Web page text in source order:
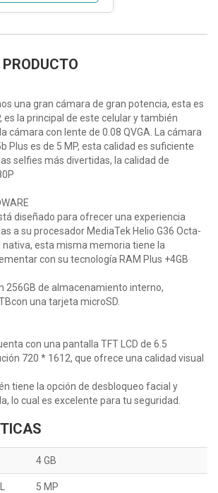
una gran cámara de gran potencia, esta es
es la principal de este celular y también
cámara con lente de 0.08 QVGA. La cámara
Plus es de 5 MP, esta calidad es suficiente
selfies más divertidas, la calidad de
diseñado para ofrecer una experiencia
a su procesador MediaTek Helio G36 Octa-
nativa, esta misma memoria tiene la
con su tecnología RAM Plus +4GB
256GB de almacenamiento interno,
una tarjeta microSD.
con una pantalla TFT LCD de 6.5
720 * 1612, que ofrece una calidad visual
tiene la opción de desbloqueo facial y
lo cual es excelente para tu seguridad.
4 GB
5 MP